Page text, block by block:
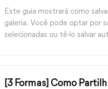
Android / iPhone
Este guia mostrará como
galeria. Você pode optar por
selecionadas ou tê-lo salvar
[3 Formas] Como